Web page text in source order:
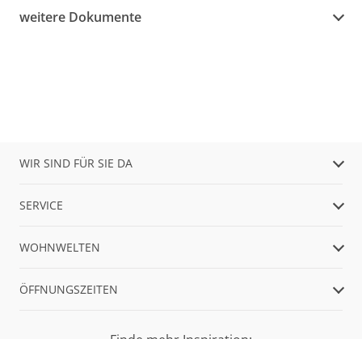
weitere Dokumente
WIR SIND FÜR SIE DA
SERVICE
WOHNWELTEN
ÖFFNUNGSZEITEN